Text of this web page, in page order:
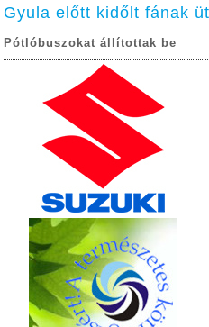
Gyula előtt kidőlt fának
Pótlóbuszokat állítottak be